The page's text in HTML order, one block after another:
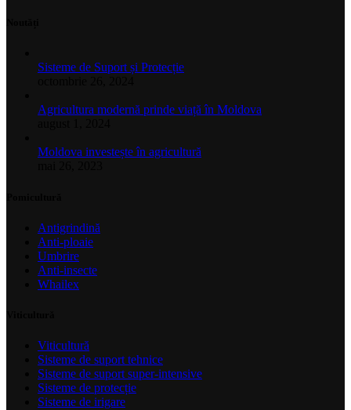
Sisteme de Suport și Protecție
Agricultura modernă prinde viață în Moldova
Moldova investește în agricultură
Antigrindină
Anti-ploaie
Umbrire
Anti-insecte
Whailex
Viticultură
Sisteme de suport tehnice
Sisteme de suport super-intensive
Sisteme de protecție
Sisteme de irigare